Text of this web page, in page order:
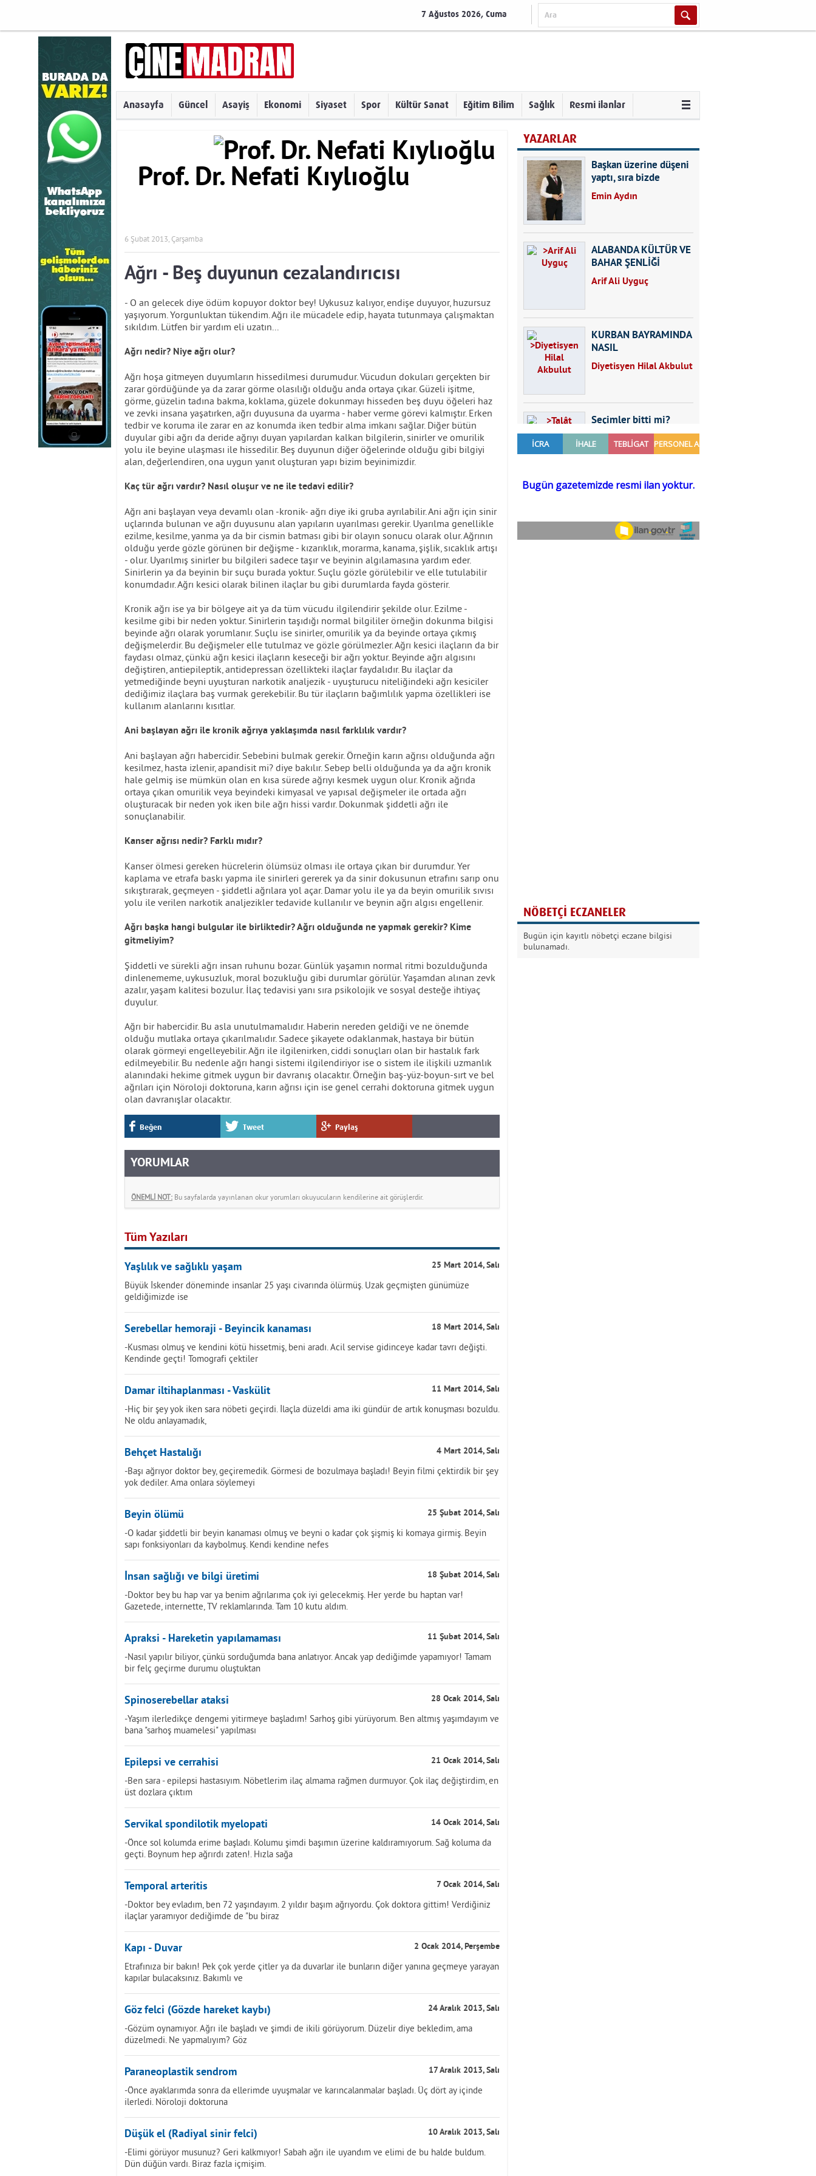
7 Ağustos 2026, Cuma
Anasayfa Güncel Asayiş Ekonomi Siyaset Spor Kültür Sanat Eğitim Bilim Sağlık Resmi ilanlar
Prof. Dr. Nefati Kıylıoğlu
6 Şubat 2013, Çarşamba
Ağrı - Beş duyunun cezalandırıcısı
- O an gelecek diye ödüm kopuyor doktor bey! Uykusuz kalıyor, endişe duyuyor, huzursuz
yaşıyorum. Yorgunluktan tükendim. Ağrı ile mücadele edip, hayata tutunmaya çalışmaktan
sıkıldım. Lütfen bir yardım eli uzatın...
Ağrı nedir? Niye ağrı olur?
Ağrı hoşa gitmeyen duyumların hissedilmesi durumudur. Vücudun dokuları gerçekten bir
zarar gördüğünde ya da zarar görme olasılığı olduğu anda ortaya çıkar. Güzeli işitme,
görme, güzelin tadına bakma, koklama, güzele dokunmayı hisseden beş duyu öğeleri haz
ve zevki insana yaşatırken, ağrı duyusuna da uyarma - haber verme görevi kalmıştır. Erken
tedbir ve koruma ile zarar en az konumda iken tedbir alma imkanı sağlar. Diğer bütün
duyular gibi ağrı da deride ağrıyı duyan yapılardan kalkan bilgilerin, sinirler ve omurilik
yolu ile beyine ulaşması ile hissedilir. Beş duyunun diğer öğelerinde olduğu gibi bilgiyi
alan, değerlendiren, ona uygun yanıt oluşturan yapı bizim beyinimizdir.
Kaç tür ağrı vardır? Nasıl oluşur ve ne ile tedavi edilir?
Ağrı ani başlayan veya devamlı olan -kronik- ağrı diye iki gruba ayrılabilir. Ani ağrı için sinir
uçlarında bulunan ve ağrı duyusunu alan yapıların uyarılması gerekir. Uyarılma genellikle
ezilme, kesilme, yanma ya da bir cismin batması gibi bir olayın sonucu olarak olur. Ağrının
olduğu yerde gözle görünen bir değişme - kızarıklık, morarma, kanama, şişlik, sıcaklık artışı
- olur. Uyarılmış sinirler bu bilgileri sadece taşır ve beyinin algılamasına yardım eder.
Sinirlerin ya da beyinin bir suçu burada yoktur. Suçlu gözle görülebilir ve elle tutulabilir
konumdadır. Ağrı kesici olarak bilinen ilaçlar bu gibi durumlarda fayda gösterir.
Kronik ağrı ise ya bir bölgeye ait ya da tüm vücudu ilgilendirir şekilde olur. Ezilme -
kesilme gibi bir neden yoktur. Sinirlerin taşıdığı normal bilgililer örneğin dokunma bilgisi
beyinde ağrı olarak yorumlanır. Suçlu ise sinirler, omurilik ya da beyinde ortaya çıkmış
değişmelerdir. Bu değişmeler elle tutulmaz ve gözle görülmezler. Ağrı kesici ilaçların da bir
faydası olmaz, çünkü ağrı kesici ilaçların keseceği bir ağrı yoktur. Beyinde ağrı algısını
değiştiren, antiepileptik, antidepressan özellikteki ilaçlar faydalıdır. Bu ilaçlar da
yetmediğinde beyni uyuşturan narkotik analjezik - uyuşturucu niteliğindeki ağrı kesiciler
dediğimiz ilaçlara baş vurmak gerekebilir. Bu tür ilaçların bağımlılık yapma özellikleri ise
kullanım alanlarını kısıtlar.
Ani başlayan ağrı ile kronik ağrıya yaklaşımda nasıl farklılık vardır?
Ani başlayan ağrı habercidir. Sebebini bulmak gerekir. Örneğin karın ağrısı olduğunda ağrı
kesilmez, hasta izlenir, apandisit mi? diye bakılır. Sebep belli olduğunda ya da ağrı kronik
hale gelmiş ise mümkün olan en kısa sürede ağrıyı kesmek uygun olur. Kronik ağrıda
ortaya çıkan omurilik veya beyindeki kimyasal ve yapısal değişmeler ile ortada ağrı
oluşturacak bir neden yok iken bile ağrı hissi vardır. Dokunmak şiddetli ağrı ile
sonuçlanabilir.
Kanser ağrısı nedir? Farklı mıdır?
Kanser ölmesi gereken hücrelerin ölümsüz olması ile ortaya çıkan bir durumdur. Yer
kaplama ve etrafa baskı yapma ile sinirleri gererek ya da sinir dokusunun etrafını sarıp onu
sıkıştırarak, geçmeyen - şiddetli ağrılara yol açar. Damar yolu ile ya da beyin omurilik sıvısı
yolu ile verilen narkotik analjezikler tedavide kullanılır ve beynin ağrı algısı engellenir.
Ağrı başka hangi bulgular ile birliktedir? Ağrı olduğunda ne yapmak gerekir? Kime
gitmeliyim?
Şiddetli ve sürekli ağrı insan ruhunu bozar. Günlük yaşamın normal ritmi bozulduğunda
dinlenememe, uykusuzluk, moral bozukluğu gibi durumlar görülür. Yaşamdan alınan zevk
azalır, yaşam kalitesi bozulur. İlaç tedavisi yanı sıra psikolojik ve sosyal desteğe ihtiyaç
duyulur.
Ağrı bir habercidir. Bu asla unutulmamalıdır. Haberin nereden geldiği ve ne önemde
olduğu mutlaka ortaya çıkarılmalıdır. Sadece şikayete odaklanmak, hastaya bir bütün
olarak görmeyi engelleyebilir. Ağrı ile ilgilenirken, ciddi sonuçları olan bir hastalık fark
edilmeyebilir. Bu nedenle ağrı hangi sistemi ilgilendiriyor ise o sistem ile ilişkili uzmanlık
alanındaki hekime gitmek uygun bir davranış olacaktır. Örneğin baş-yüz-boyun-sırt ve bel
ağrıları için Nöroloji doktoruna, karın ağrısı için ise genel cerrahi doktoruna gitmek uygun
olan davranışlar olacaktır.
Beğen Tweet Paylaş
YORUMLAR
ÖNEMLİ NOT: Bu sayfalarda yayınlanan okur yorumları okuyucuların kendilerine ait görüşlerdir.
Tüm Yazıları
Yaşlılık ve sağlıklı yaşam 25 Mart 2014, Salı
Büyük İskender döneminde insanlar 25 yaşı civarında ölürmüş. Uzak geçmişten günümüze
geldiğimizde ise
Serebellar hemoraji - Beyincik kanaması 18 Mart 2014, Salı
-Kusması olmuş ve kendini kötü hissetmiş, beni aradı. Acil servise gidinceye kadar tavrı değişti.
Kendinde geçti! Tomografi çektiler
Damar iltihaplanması - Vaskülit 11 Mart 2014, Salı
-Hiç bir şey yok iken sara nöbeti geçirdi. İlaçla düzeldi ama iki gündür de artık konuşması bozuldu.
Ne oldu anlayamadık,
Behçet Hastalığı 4 Mart 2014, Salı
-Başı ağrıyor doktor bey, geçiremedik. Görmesi de bozulmaya başladı! Beyin filmi çektirdik bir şey
yok dediler. Ama onlara söylemeyi
Beyin ölümü 25 Şubat 2014, Salı
-O kadar şiddetli bir beyin kanaması olmuş ve beyni o kadar çok şişmiş ki komaya girmiş. Beyin
sapı fonksiyonları da kaybolmuş. Kendi kendine nefes
İnsan sağlığı ve bilgi üretimi 18 Şubat 2014, Salı
-Doktor bey bu hap var ya benim ağrılarıma çok iyi gelecekmiş. Her yerde bu haptan var!
Gazetede, internette, TV reklamlarında. Tam 10 kutu aldım.
Apraksi - Hareketin yapılamaması 11 Şubat 2014, Salı
-Nasıl yapılır biliyor, çünkü sorduğumda bana anlatıyor. Ancak yap dediğimde yapamıyor! Tamam
bir felç geçirme durumu oluştuktan
Spinoserebellar ataksi 28 Ocak 2014, Salı
-Yaşım ilerledikçe dengemi yitirmeye başladım! Sarhoş gibi yürüyorum. Ben altmış yaşımdayım ve
bana "sarhoş muamelesi" yapılması
Epilepsi ve cerrahisi 21 Ocak 2014, Salı
-Ben sara - epilepsi hastasıyım. Nöbetlerim ilaç almama rağmen durmuyor. Çok ilaç değiştirdim, en
üst dozlara çıktım
Servikal spondilotik myelopati 14 Ocak 2014, Salı
-Önce sol kolumda erime başladı. Kolumu şimdi başımın üzerine kaldıramıyorum. Sağ koluma da
geçti. Boynum hep ağrırdı zaten!. Hızla sağa
Temporal arteritis 7 Ocak 2014, Salı
-Doktor bey evladım, ben 72 yaşındayım. 2 yıldır başım ağrıyordu. Çok doktora gittim! Verdiğiniz
ilaçlar yaramıyor dediğimde de "bu biraz
Kapı - Duvar 2 Ocak 2014, Perşembe
Etrafınıza bir bakın! Pek çok yerde çitler ya da duvarlar ile bunların diğer yanına geçmeye yarayan
kapılar bulacaksınız. Bakımlı ve
Göz felci (Gözde hareket kaybı) 24 Aralık 2013, Salı
-Gözüm oynamıyor. Ağrı ile başladı ve şimdi de ikili görüyorum. Düzelir diye bekledim, ama
düzelmedi. Ne yapmalıyım? Göz
Paraneoplastik sendrom 17 Aralık 2013, Salı
-Önce ayaklarımda sonra da ellerimde uyuşmalar ve karıncalanmalar başladı. Üç dört ay içinde
ilerledi. Nöroloji doktoruna
Düşük el (Radiyal sinir felci) 10 Aralık 2013, Salı
-Elimi görüyor musunuz? Geri kalkmıyor! Sabah ağrı ile uyandım ve elimi de bu halde buldum.
Dün düğün vardı. Biraz fazla içmişim.
YAZARLAR
Başkan üzerine düşeni
yaptı, sıra bizde
Emin Aydın
ALABANDA KÜLTÜR VE
BAHAR ŞENLİĞİ
Arif Ali Uyguç
KURBAN BAYRAMINDA
NASIL
BESLENMELİYİZ?
Diyetisyen Hilal Akbulut
Seçimler bitti mi?
Talât Yörük
Sezgin MADRAN
Kurban Bayramında
Dikkat!
NÖBETÇİ ECZANELER
Bugün için kayıtlı nöbetçi eczane bilgisi
bulunamadı.